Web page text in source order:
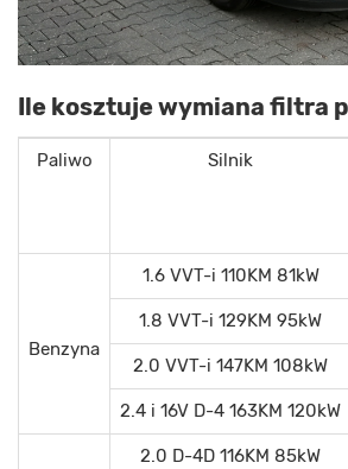
Ile kosztuje wymiana filtra
Paliwo Silnik
Benzyna
1.6 VVT-i 110KM 81kW
1.8 VVT-i 129KM 95kW
2.0 VVT-i 147KM 108kW
2.4 i 16V D-4 163KM 120kW
2.0 D-4D 116KM 85kW